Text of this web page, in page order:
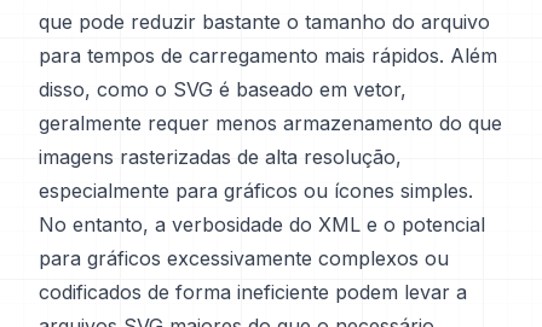
que pode reduzir bastante o tamanho do arquivo
para tempos de carregamento mais rápidos. Além
disso, como o SVG é baseado em vetor,
geralmente requer menos armazenamento do que
imagens rasterizadas de alta resolução,
especialmente para gráficos ou ícones simples.
No entanto, a verbosidade do XML e o potencial
para gráficos excessivamente complexos ou
codificados de forma ineficiente podem levar a